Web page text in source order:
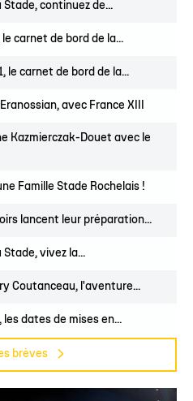
Stade, continuez de...
le carnet de bord de la...
le carnet de bord de la...
Eranossian, avec France XIII
Kazmierczak-Douet avec le
Famille Stade Rochelais !
lancent leur préparation...
Stade, vivez la...
Coutanceau, l'aventure...
les dates de mises en...
brèves